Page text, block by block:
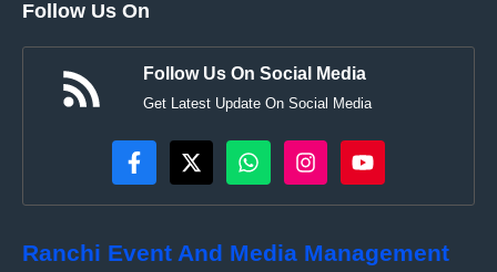
Follow Us On
Follow Us On Social Media
Get Latest Update On Social Media
Ranchi Event And Media Management